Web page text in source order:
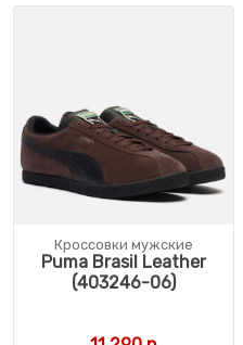
Кроссовки мужские
Puma Brasil Leather
(403246-06)